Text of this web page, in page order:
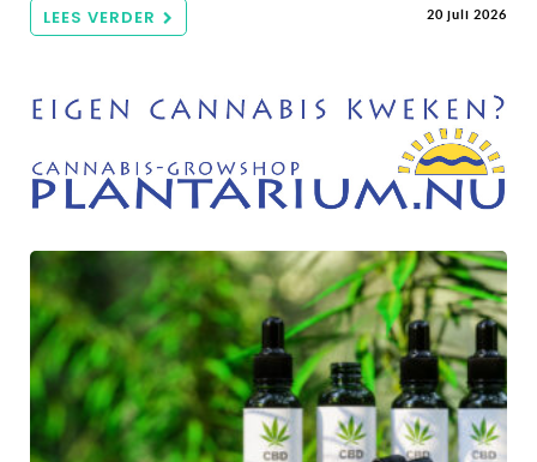
LEES VERDER 20 juli 2026